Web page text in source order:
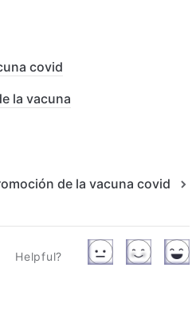
covid
la vacuna
de la vacuna covid
Helpful?